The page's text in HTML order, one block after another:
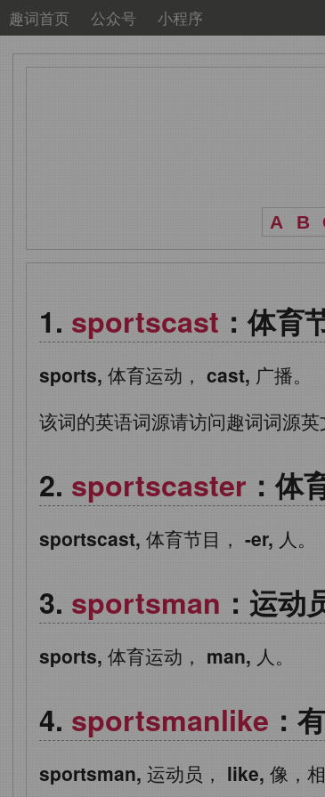
趣词首页 公众号 小程序
A B
sportscast ：体育
sports, 体育运动， cast, 广播。
该词的英语词源请访问趣词词源英
sportscaster ：体
sportscast, 体育节目， -er, 人。
sportsman ：运动
sports, 体育运动， man, 人。
sportsmanlike ：
sportsman, 运动员， like, 像，